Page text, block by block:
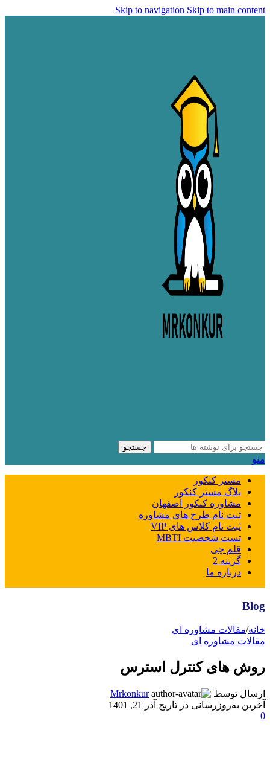
Skip to navigation Skip to main content
جستجو
منو
مستر کنکور
بلاگ مستر کنکور
مشاوره کنکور اصفهان
ثبت نام طرح های مشاوره
ثبت نام کلاس های VIP
تست شخصیت MBTI
قلم چی
گزینه 2
درباره ما
Blog
خانه/مقالات مشاوره ای
مقالات مشاوره ای
روش های کنترل استرس
ارسال توسط
Mrkonkur
آخرین به‌روزرسانی در تاریخ آذر 21, 1401
0